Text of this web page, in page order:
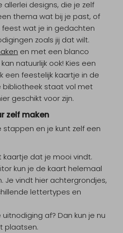
allerlei designs, die je zelf
thema wat bij je past, of
wat je in gedachten
zoals jij dat wilt.
en met een blanco
natuurlijk ook! Kies een
een feestelijk kaartje in de
bibliotheek staat vol met
geschikt voor zijn.
zelf maken
en je kunt zelf een
kaartje dat je mooi vindt.
kun je de kaart helemaal
Je vindt hier achtergrondjes,
lettertypes en
uitnodiging af? Dan kun je nu
plaatsen.